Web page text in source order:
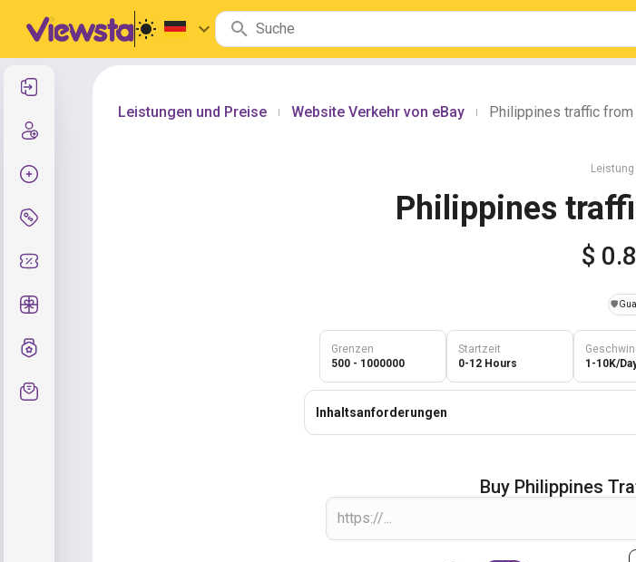
Leistungen und Preise Website Verkehr von eBay Philippines traffic from
Leistung
Philippines
$
️🛡️
Grenzen
500 - 1000000
Startzeit
0-12 Hours
1-10K/
Inhaltsanforderungen
Buy Philippines